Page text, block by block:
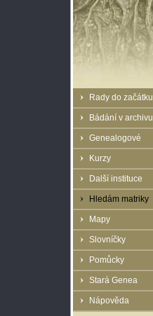
Rady do začátku
Bádání v archivu
Genealogové
Kurzy
Další instituce
Hledám matriky
Mapy
Slovníčky
Pomůcky
Stará Genea
Nápověda